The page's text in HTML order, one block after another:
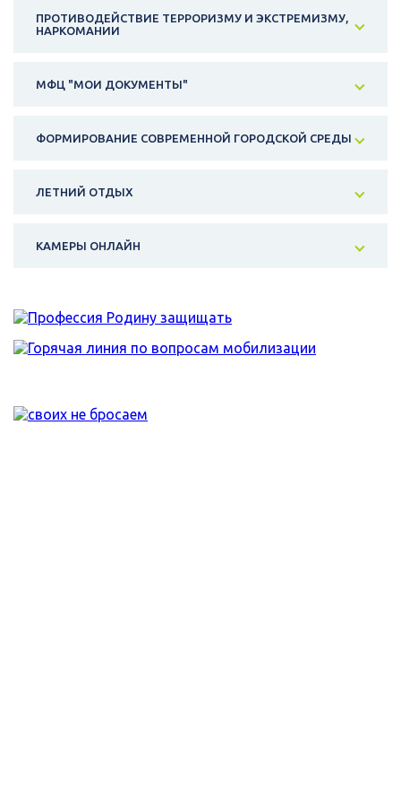
ПРОТИВОДЕЙСТВИЕ ТЕРРОРИЗМУ И ЭКСТРЕМИЗМУ,
НАРКОМАНИИ
МФЦ "МОИ ДОКУМЕНТЫ"
ФОРМИРОВАНИЕ СОВРЕМЕННОЙ ГОРОДСКОЙ СРЕДЫ
ЛЕТНИЙ ОТДЫХ
КАМЕРЫ ОНЛАЙН